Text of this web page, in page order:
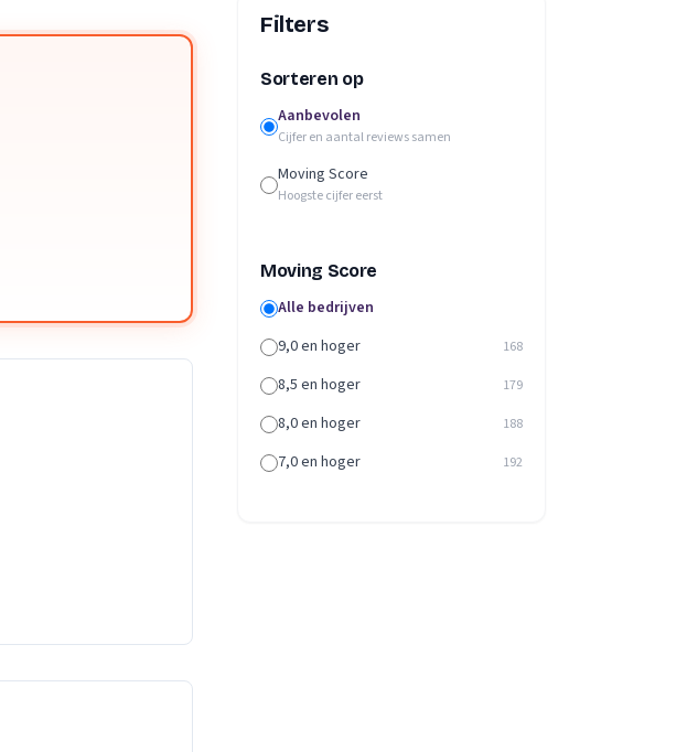
Filters
Sorteren op
Aanbevolen
Cijfer en aantal reviews samen
Moving Score
Hoogste cijfer eerst
Moving Score
Alle bedrijven
9,0 en hoger
168
8,5 en hoger 179
8,0 en hoger 188
7,0 en hoger 192